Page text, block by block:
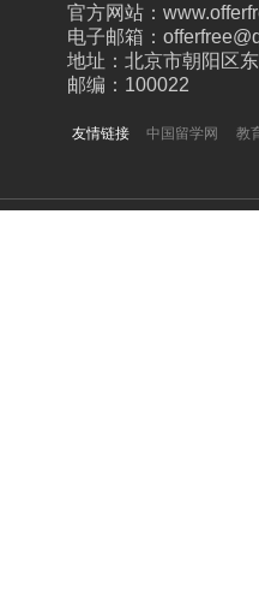
中国留学网 教
官方网站：
电子邮箱：
地址：北京市朝阳区
邮编：100022
友情链接